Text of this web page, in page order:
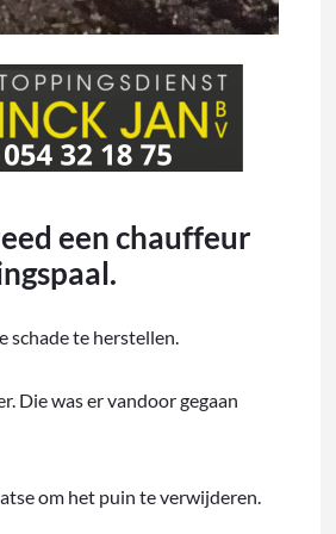
een chauffeur
schade te herstellen.
Die was er vandoor gegaan
om het puin te verwijderen.